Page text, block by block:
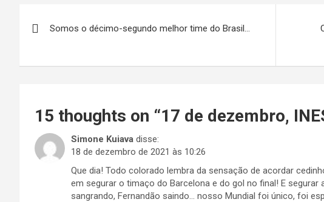
de
Post
Somos o décimo-segundo melhor time do Brasil…
15 thoughts on “17 de dezembro,
Simone Kuiava disse:
18 de dezembro de 2021 às 10:26
Que dia! Todo colorado lembra da sensação de acordar
em segurar o timaço do Barcelona e do gol no final! E segurar
sangrando, Fernandão saindo… nosso Mundial foi único, foi